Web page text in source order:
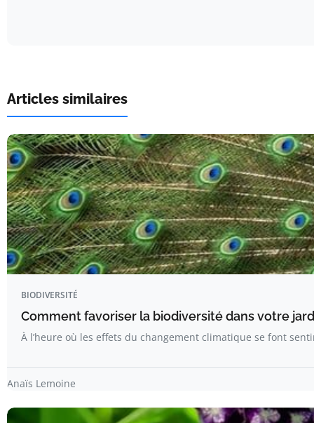
Articles similaires
BIODIVERSITÉ
Comment favoriser la biodiversité dans votre
À l’heure où les effets du changement climatique se font
Anaïs Lemoine